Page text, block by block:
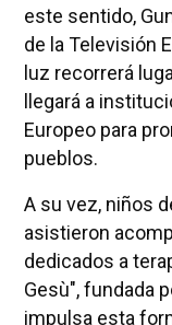
este sentido,
de la Televisión
luz recorrerá
llegará a
Europeo para
pueblos.
A su vez, niños
asistieron
dedicados a
Gesù", fundada
impulsa esta